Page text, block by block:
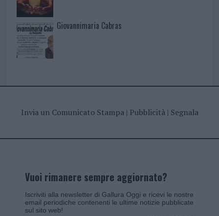
Giovannimaria Cabras
Invia un Comunicato Stampa| Pubblicità| Segnala
Vuoi rimanere sempre aggiornato?
Iscriviti alla newsletter di Gallura Oggi e ricevi le nostre
email periodiche contenenti le ultime notizie pubblicate
sul sito web!